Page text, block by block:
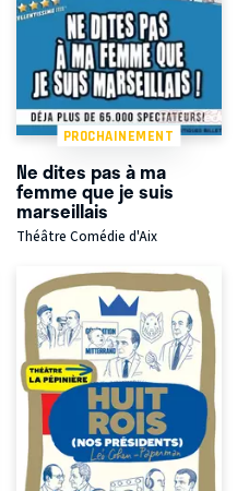
PROCHAINEMENT
Ne dites pas à ma
femme que je suis
marseillais
Théâtre Comédie d'Aix